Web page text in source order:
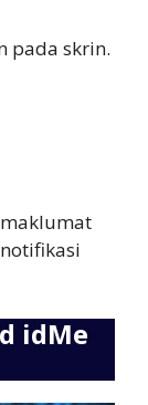
pada skrin.
maklumat
idMe